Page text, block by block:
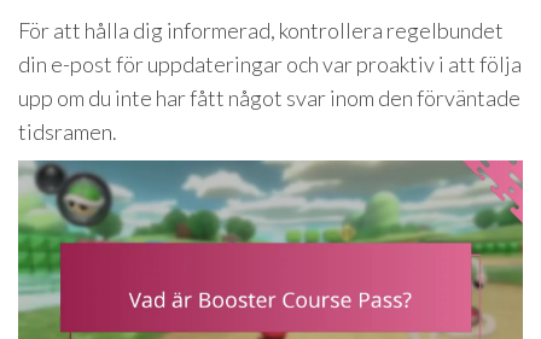
För att hålla dig informerad, kontrollera regelbundet
din e-post för uppdateringar och var proaktiv i att följa
upp om du inte har fått något svar inom den förväntade
tidsramen.